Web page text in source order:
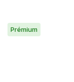
Prémium